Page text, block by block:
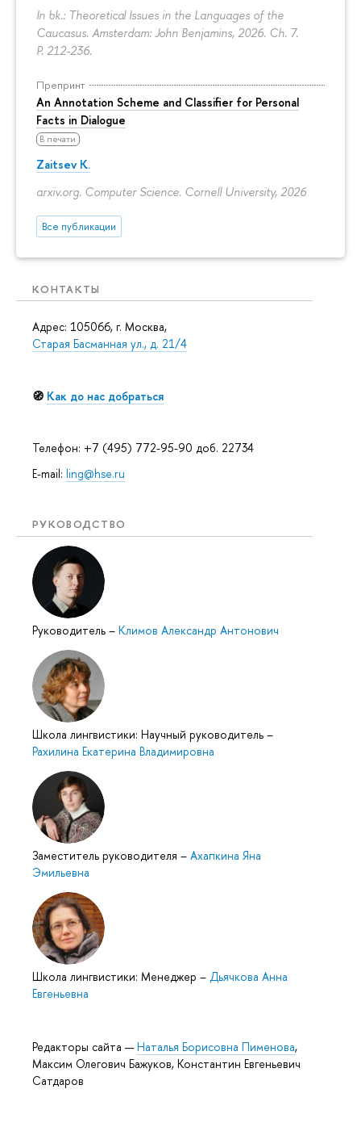
In bk.: Theoretical Issues in the Languages of the
Caucasus. Amsterdam: John Benjamins, 2026. Ch. 7.
P. 212-236.
Препринт
An Annotation Scheme and Classifier for Personal
Facts in Dialogue
В печати
Zaitsev K.
arxiv.org. Computer Science. Cornell University, 2026
Все публикации
КОНТАКТЫ
Адрес: 105066, г. Москва,
Старая Басманная ул., д. 21/4
🧭 Как до нас добраться
Телефон: +7 (495) 772-95-90 доб. 22734
E-mail: ling@hse.ru
РУКОВОДСТВО
Руководитель – Климов Александр Антонович
Школа лингвистики: Научный руководитель –
Рахилина Екатерина Владимировна
Заместитель руководителя – Ахапкина Яна
Эмильевна
Школа лингвистики: Менеджер – Дьячкова Анна
Евгеньевна
Редакторы сайта —Наталья Борисовна Пименова,
Максим Олегович Бажуков, Константин Евгеньевич
Сатдаров